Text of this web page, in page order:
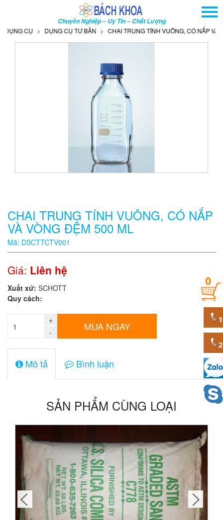
Chuyên Nghiệp – Uy Tín – Chất Lượng
GIỚI THIỆU
Quy
cách
Giá:
0
đ
sản
phẩm
0
CỤ DỤNG CỤ TƯ BẢN CHAI TRUNG TÍNH VUÔNG, CÓ NẮP VÀ
CHAI TRUNG TÍNH VUÔNG, CÓ NẮP
VÀ VÒNG ĐỆM 500 ML
Mã: DSCTTCTV001
Giá: Liên hệ
Xuất xứ: SCHOTT
Quy cách:
+
-
MUA NGAY
Mô tả Bình luận
SẢN PHẨM CÙNG LOẠI